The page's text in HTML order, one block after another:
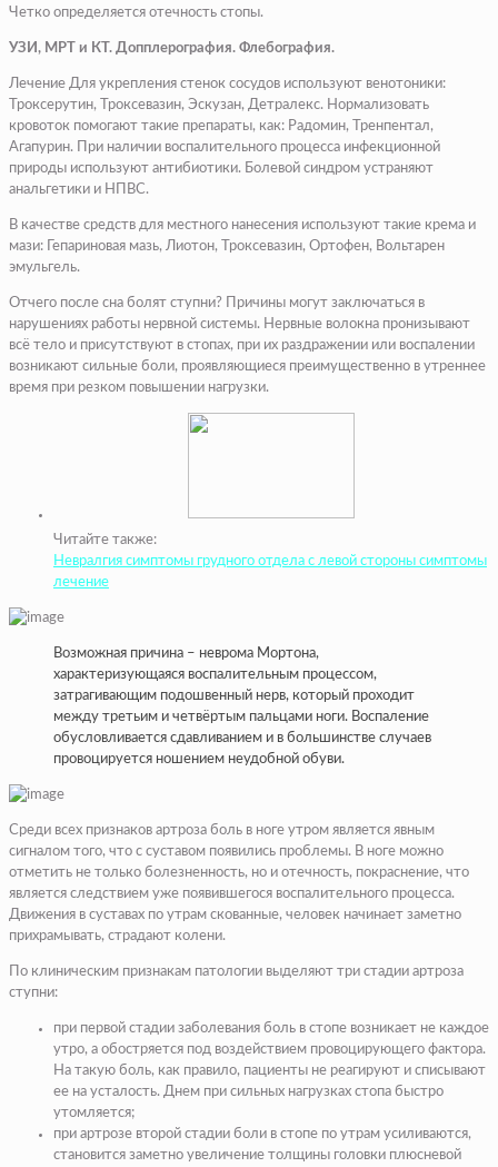
Четко определяется отечность стопы.
УЗИ, МРТ и КТ. Допплерография. Флебография.
Лечение Для укрепления стенок сосудов используют венотоники:
Троксерутин, Троксевазин, Эскузан, Детралекс. Нормализовать
кровоток помогают такие препараты, как: Радомин, Тренпентал,
Агапурин. При наличии воспалительного процесса инфекционной
природы используют антибиотики. Болевой синдром устраняют
анальгетики и НПВС.
В качестве средств для местного нанесения используют такие крема и
мази: Гепариновая мазь, Лиотон, Троксевазин, Ортофен, Вольтарен
эмульгель.
Отчего после сна болят ступни? Причины могут заключаться в
нарушениях работы нервной системы. Нервные волокна пронизывают
всё тело и присутствуют в стопах, при их раздражении или воспалении
возникают сильные боли, проявляющиеся преимущественно в утреннее
время при резком повышении нагрузки.
Читайте также:
Невралгия симптомы грудного отдела с левой стороны симптомы
лечение
Возможная причина – неврома Мортона,
характеризующаяся воспалительным процессом,
затрагивающим подошвенный нерв, который проходит
между третьим и четвёртым пальцами ноги. Воспаление
обусловливается сдавливанием и в большинстве случаев
провоцируется ношением неудобной обуви.
Среди всех признаков артроза боль в ноге утром является явным
сигналом того, что с суставом появились проблемы. В ноге можно
отметить не только болезненность, но и отечность, покраснение, что
является следствием уже появившегося воспалительного процесса.
Движения в суставах по утрам скованные, человек начинает заметно
прихрамывать, страдают колени.
По клиническим признакам патологии выделяют три стадии артроза
ступни:
при первой стадии заболевания боль в стопе возникает не каждое
утро, а обостряется под воздействием провоцирующего фактора.
На такую боль, как правило, пациенты не реагируют и списывают
ее на усталость. Днем при сильных нагрузках стопа быстро
утомляется;
при артрозе второй стадии боли в стопе по утрам усиливаются,
становится заметно увеличение толщины головки плюсневой